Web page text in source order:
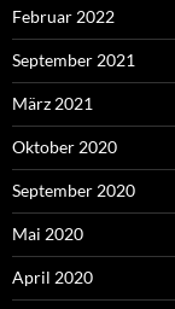
Februar 2022
September 2021
März 2021
Oktober 2020
September 2020
Mai 2020
April 2020